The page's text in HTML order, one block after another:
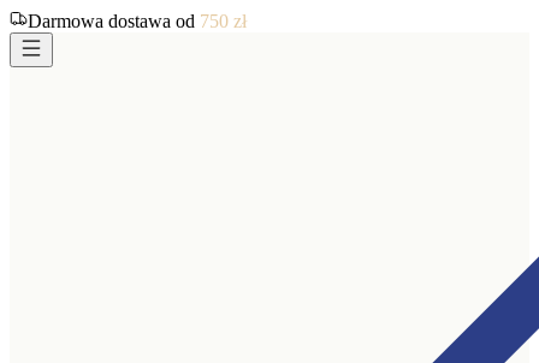
Darmowa dostawa od 750 zł